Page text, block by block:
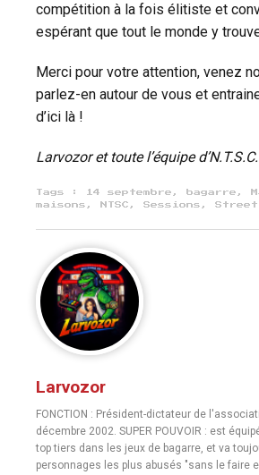
compétition à la fois élitiste et
espérant que tout le monde y
Merci pour votre attention, venez
parlez-en autour de vous et
d’ici là !
Larvozor et toute l’équipe d’N.T.S.C.
Tags : 14 septembre , bagarre ,
maisons , NTSC , Sessions ,
Larvozor
FONCTION : Président-dictateur de
décembre 2002. SUPER POUVOIR : est
top tiers dans les jeux de bagarre, et va
personnages les plus abusés "sans le faire